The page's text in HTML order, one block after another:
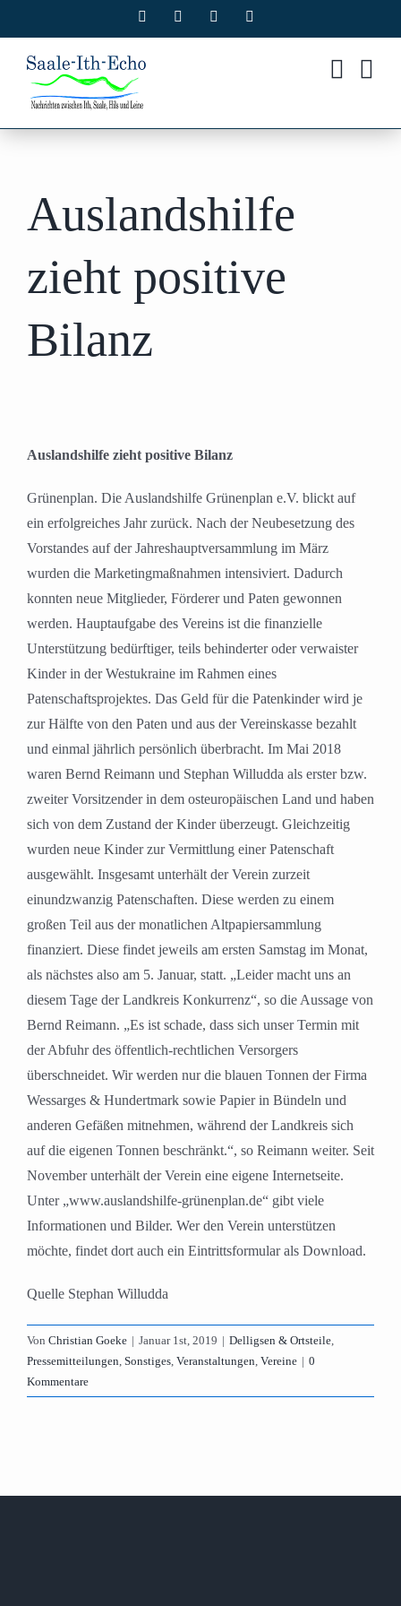
Inhalt
springen
Facebook Instagram
Auslandshilfe
zieht positive
Bilanz
Auslandshilfe zieht positive Bilanz
Grünenplan. Die Auslandshilfe Grünenplan e.V. blickt auf
ein erfolgreiches Jahr zurück. Nach der Neubesetzung des
Vorstandes auf der Jahreshauptversammlung im März
wurden die Marketingmaßnahmen intensiviert. Dadurch
konnten neue Mitglieder, Förderer und Paten gewonnen
werden. Hauptaufgabe des Vereins ist die finanzielle
Unterstützung bedürftiger, teils behinderter oder verwaister
Kinder in der Westukraine im Rahmen eines
Patenschaftsprojektes. Das Geld für die Patenkinder wird je
zur Hälfte von den Paten und aus der Vereinskasse bezahlt
und einmal jährlich persönlich überbracht. Im Mai 2018
waren Bernd Reimann und Stephan Willudda als erster bzw.
zweiter Vorsitzender in dem osteuropäischen Land und haben
sich von dem Zustand der Kinder überzeugt. Gleichzeitig
wurden neue Kinder zur Vermittlung einer Patenschaft
ausgewählt. Insgesamt unterhält der Verein zurzeit
einundzwanzig Patenschaften. Diese werden zu einem
großen Teil aus der monatlichen Altpapiersammlung
finanziert. Diese findet jeweils am ersten Samstag im Monat,
als nächstes also am 5. Januar, statt. „Leider macht uns an
diesem Tage der Landkreis Konkurrenz“, so die Aussage von
Bernd Reimann. „Es ist schade, dass sich unser Termin mit
der Abfuhr des öffentlich-rechtlichen Versorgers
überschneidet. Wir werden nur die blauen Tonnen der Firma
Wessarges & Hundertmark sowie Papier in Bündeln und
anderen Gefäßen mitnehmen, während der Landkreis sich
auf die eigenen Tonnen beschränkt.“, so Reimann weiter. Seit
November unterhält der Verein eine eigene Internetseite.
Unter „www.auslandshilfe-grünenplan.de“ gibt viele
Informationen und Bilder. Wer den Verein unterstützen
möchte, findet dort auch ein Eintrittsformular als Download.
Quelle Stephan Willudda
Von Christian Goeke | Januar 1st, 2019 | Delligsen & Ortsteile,
Pressemitteilungen, Sonstiges, Veranstaltungen, Vereine | 0
Kommentare